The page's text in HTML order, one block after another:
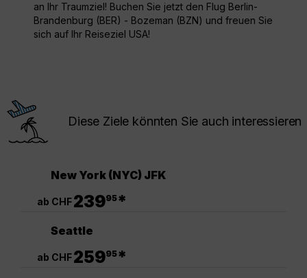
an Ihr Traumziel! Buchen Sie jetzt den Flug Berlin-
Brandenburg (BER) - Bozeman (BZN) und freuen Sie
sich auf Ihr Reiseziel USA!
Diese Ziele könnten Sie auch interessieren
New York (NYC) JFK
ab CHF23995*
Seattle
ab CHF25995*